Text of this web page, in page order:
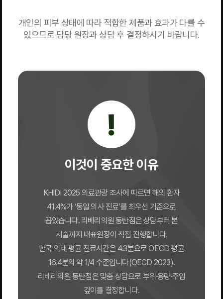
개인의 피부 상태에 따라 적합한 제품과 효과가 다를 수
있으므로 담당 원장과 상담 후 결정하시기 바랍니다.
!
이것이 중요한 이유
KHIDI 2025 의료관광 조사에 따르면 해외 환자
41.4%가 ‘동일 의사 진료’를 최우선 기준으로
꼽았습니다. 리베리의원 동탄점은 상담부터 본
시술까지 대표원장이 직접 진행합니다.
한국 외래 평균 진료시간은 4.3분으로 OECD 평균
16.4분의 약 1/4 수준입니다(OECD 2023).
리베리의원 동탄점은 맞춤 상담으로 부위·용량·주입
깊이를 결정합니다.